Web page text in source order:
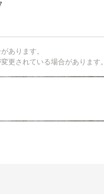
あります。
更されている場合があります。